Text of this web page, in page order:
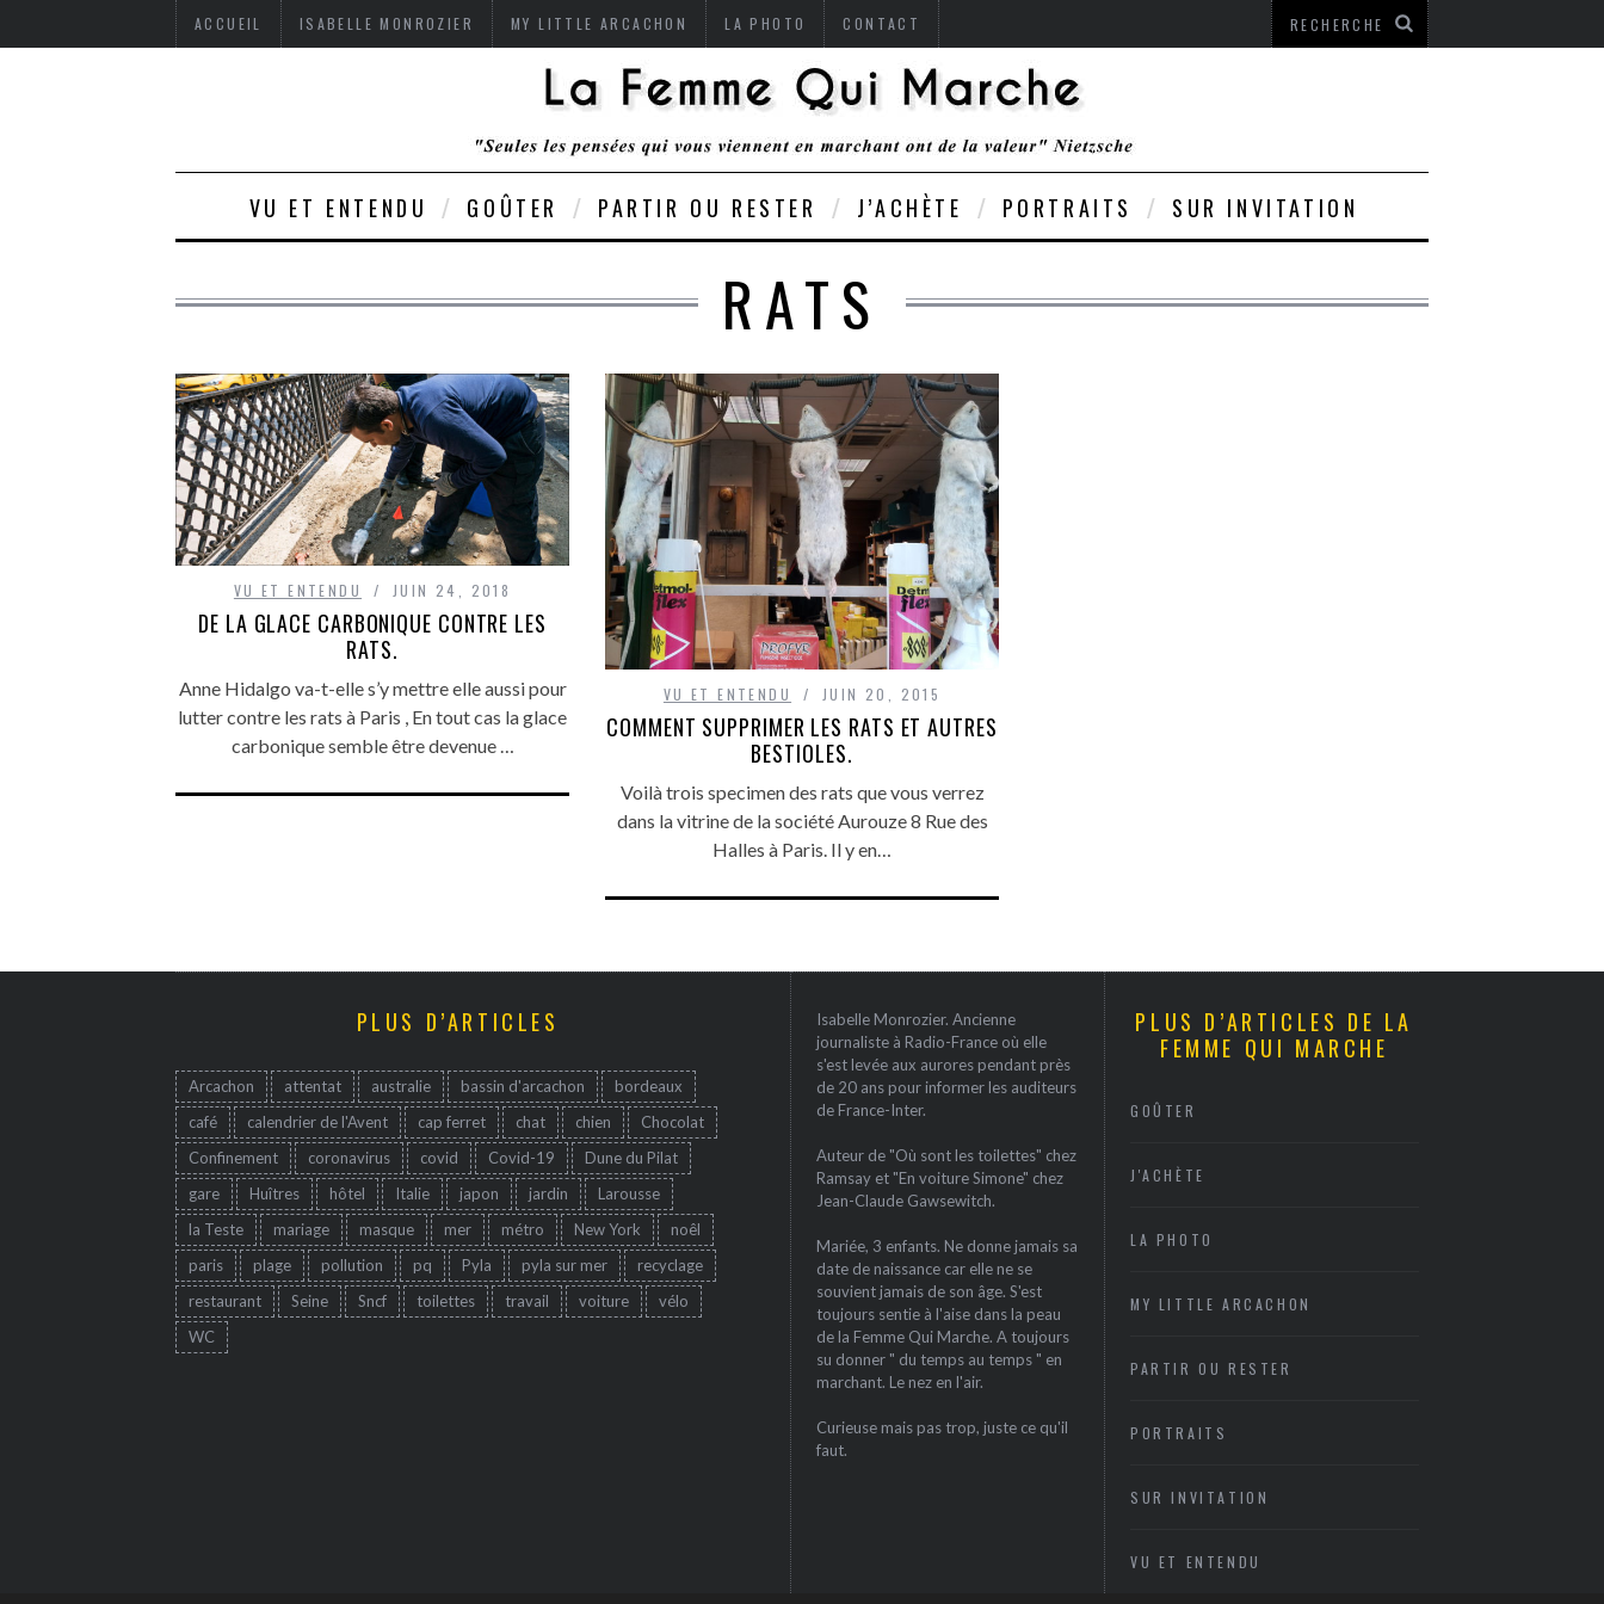
ACCUEIL ISABELLE MONROZIER MY LITTLE ARCACHON LA PHOTO CONTACT
VU ET ENTENDU GOÛTER PARTIR OU RESTER J’ACHÈTE PORTRAITS SUR INVITATION
RATS
VU ET ENTENDU JUIN 24, 2018
DE LA GLACE CARBONIQUE CONTRE LES
RATS.
Anne Hidalgo va-t-elle s’y mettre elle aussi pour
lutter contre les rats à Paris , En tout cas la glace
carbonique semble être devenue …
VU ET ENTENDU JUIN 20, 2015
COMMENT SUPPRIMER LES RATS ET AUTRES
BESTIOLES.
Voilà trois specimen des rats que vous verrez
dans la vitrine de la société Aurouze 8 Rue des
Halles à Paris. Il y en…
PLUS D’ARTICLES
Arcachon attentat australie bassin d'arcachon
bordeaux
café
calendrier de l'Avent cap ferret chat chien
Chocolat
Confinement
coronavirus covid Covid-19
Dune du Pilat
gare
Huîtres hôtel Italie japon jardin
Larousse
la Teste
mariage masque mer métro New York
noêl
paris
plage pollution pq Pyla pyla sur mer
recyclage
restaurant
Seine Sncf toilettes travail voiture
vélo
WC
Isabelle Monrozier. Ancienne
journaliste à Radio-France où elle
s'est levée aux aurores pendant près
de 20 ans pour informer les auditeurs
de France-Inter.
Auteur de "Où sont les toilettes" chez
Ramsay et "En voiture Simone" chez
Jean-Claude Gawsewitch.
Mariée, 3 enfants. Ne donne jamais sa
date de naissance car elle ne se
souvient jamais de son âge. S'est
toujours sentie à l'aise dans la peau
de la Femme Qui Marche. A toujours
su donner " du temps au temps " en
marchant. Le nez en l'air.
Curieuse mais pas trop, juste ce qu'il
faut.
PLUS D’ARTICLES DE LA
FEMME QUI MARCHE
GOÛTER
J'ACHÈTE
LA PHOTO
MY LITTLE ARCACHON
PARTIR OU RESTER
PORTRAITS
SUR INVITATION
VU ET ENTENDU